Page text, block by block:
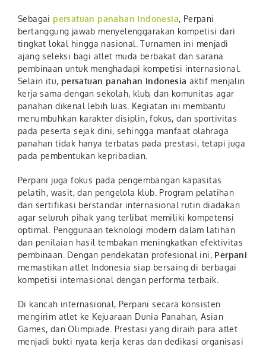
Sebagai persatuan panahan Indonesia, Perpani
bertanggung jawab menyelenggarakan kompetisi dari
tingkat lokal hingga nasional. Turnamen ini menjadi
ajang seleksi bagi atlet muda berbakat dan sarana
pembinaan untuk menghadapi kompetisi internasional.
Selain itu, persatuan panahan Indonesia aktif menjalin
kerja sama dengan sekolah, klub, dan komunitas agar
panahan dikenal lebih luas. Kegiatan ini membantu
menumbuhkan karakter disiplin, fokus, dan sportivitas
pada peserta sejak dini, sehingga manfaat olahraga
panahan tidak hanya terbatas pada prestasi, tetapi juga
pada pembentukan kepribadian.
Perpani juga fokus pada pengembangan kapasitas
pelatih, wasit, dan pengelola klub. Program pelatihan
dan sertifikasi berstandar internasional rutin diadakan
agar seluruh pihak yang terlibat memiliki kompetensi
optimal. Penggunaan teknologi modern dalam latihan
dan penilaian hasil tembakan meningkatkan efektivitas
pembinaan. Dengan pendekatan profesional ini, Perpani
memastikan atlet Indonesia siap bersaing di berbagai
kompetisi internasional dengan performa terbaik.
Di kancah internasional, Perpani secara konsisten
mengirim atlet ke Kejuaraan Dunia Panahan, Asian
Games, dan Olimpiade. Prestasi yang diraih para atlet
menjadi bukti nyata kerja keras dan dedikasi organisasi